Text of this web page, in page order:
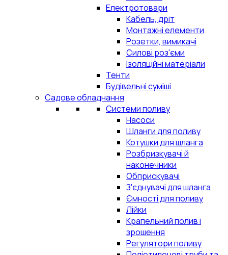
Електротовари
Кабель, дріт
Монтажні елементи
Розетки, вимикачі
Силові роз'єми
Ізоляційні матеріали
Тенти
Будівельні суміші
Садове обладнання
Системи поливу
Насоси
Шланги для поливу
Котушки для шланга
Розбризкувачі й
наконечники
Обприскувачі
З'єднувачі для шланга
Ємності для поливу
Лійки
Крапельний полив і
зрошення
Регулятори поливу